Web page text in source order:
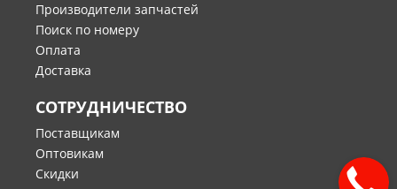
Производители запчастей
Поиск по номеру
Оплата
Доставка
СОТРУДНИЧЕСТВО
Поставщикам
Оптовикам
Скидки